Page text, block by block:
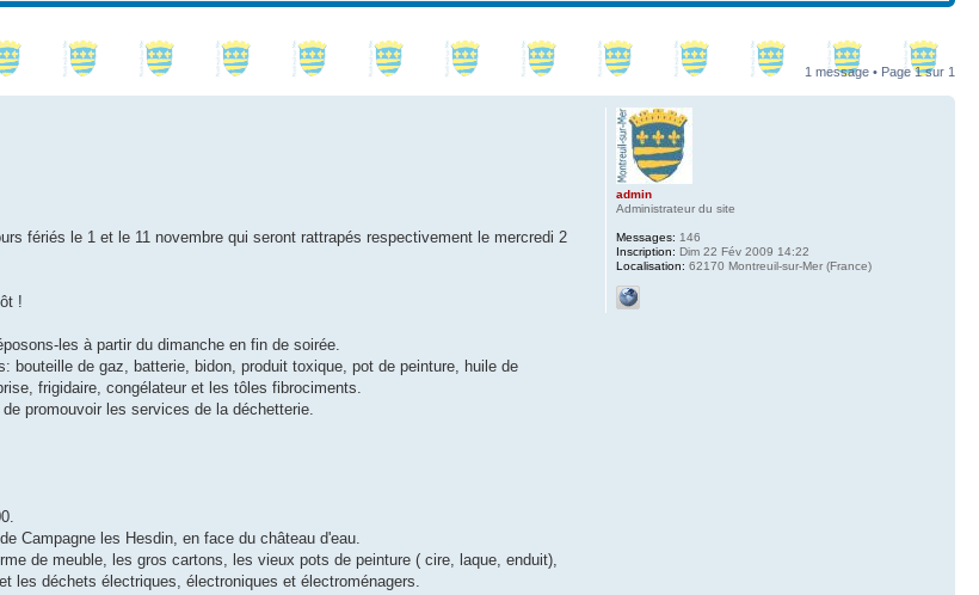
1 message • Page1sur 1
fériés le 1 et le 11 novembre qui seront rattrapés respectivement le mercredi 2
!
les à partir du dimanche en fin de soirée.
de gaz, batterie, bidon, produit toxique, pot de peinture, huile de
frigidaire, congélateur et les tôles fibrociments.
promouvoir les services de la déchetterie.
Campagne les Hesdin, en face du château d'eau.
de meuble, les gros cartons, les vieux pots de peinture ( cire, laque, enduit),
déchets électriques, électroniques et électroménagers.
admin
Administrateur du site
Messages: 146
Inscription: Dim 22 Fév 2009 14:22
Localisation: 62170 Montreuil-sur-Mer (France)